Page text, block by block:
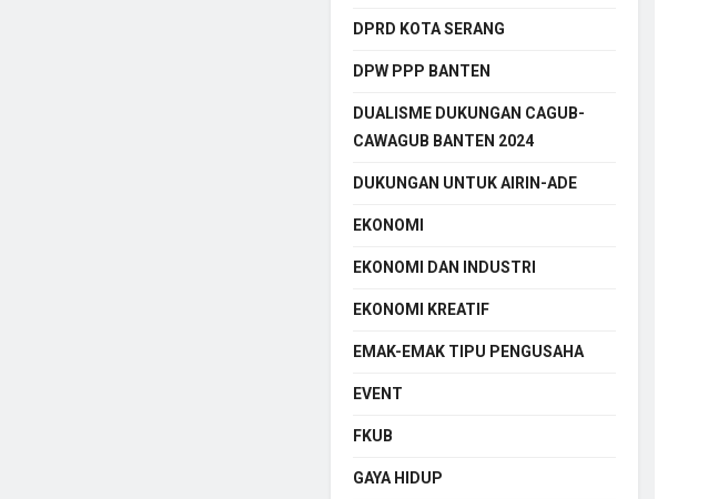
DPRD KOTA SERANG
DPW PPP BANTEN
DUALISME DUKUNGAN CAGUB-
CAWAGUB BANTEN 2024
DUKUNGAN UNTUK AIRIN-ADE
EKONOMI
EKONOMI DAN INDUSTRI
EKONOMI KREATIF
EMAK-EMAK TIPU PENGUSAHA
EVENT
FKUB
GAYA HIDUP